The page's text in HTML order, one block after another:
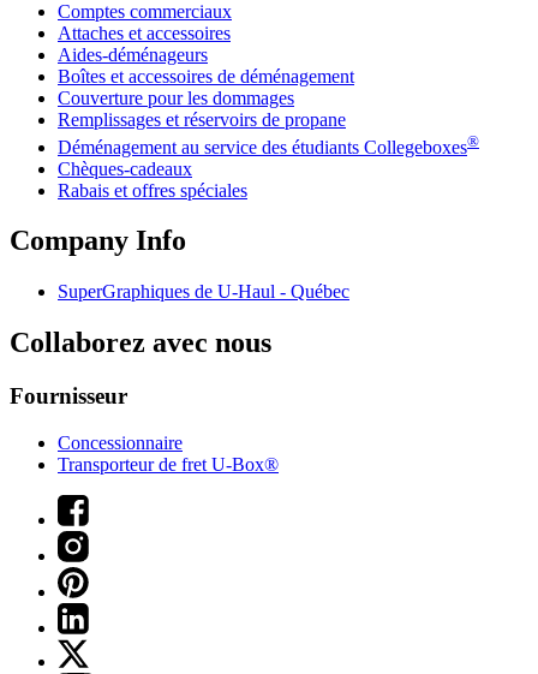
Comptes commerciaux
Attaches et accessoires
Aides-déménageurs
Boîtes et accessoires de déménagement
Couverture pour les dommages
Remplissages et réservoirs de propane
Déménagement au service des étudiants Collegeboxes®
Chèques-cadeaux
Rabais et offres spéciales
Company Info
SuperGraphiques de U-Haul - Québec
Collaborez avec nous
Fournisseur
Concessionnaire
Transporteur de fret U-Box®